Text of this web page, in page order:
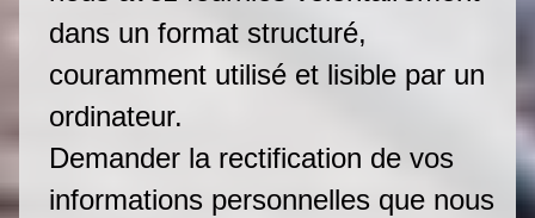
dans un format structuré,
couramment utilisé et lisible par un
ordinateur.
Demander la rectification de vos
informations personnelles que nous